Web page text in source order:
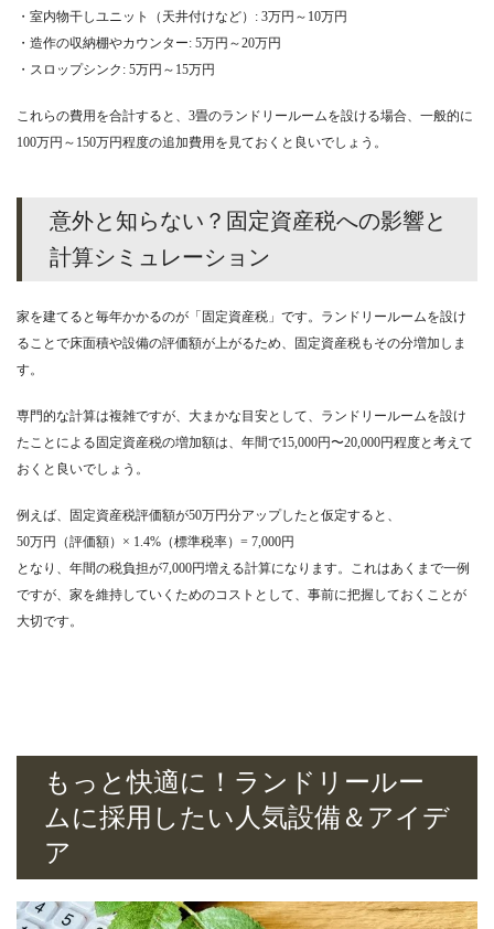
・室内物干しユニット（天井付けなど）: 3万円～10万円
・造作の収納棚やカウンター: 5万円～20万円
・スロップシンク: 5万円～15万円
これらの費用を合計すると、3畳のランドリールームを設ける場合、一般的に
100万円～150万円程度の追加費用を見ておくと良いでしょう。
意外と知らない？固定資産税への影響と
計算シミュレーション
家を建てると毎年かかるのが「固定資産税」です。ランドリールームを設け
ることで床面積や設備の評価額が上がるため、固定資産税もその分増加しま
す。
専門的な計算は複雑ですが、大まかな目安として、ランドリールームを設け
たことによる固定資産税の増加額は、年間で15,000円〜20,000円程度と考えて
おくと良いでしょう。
例えば、固定資産税評価額が50万円分アップしたと仮定すると、
50万円（評価額）× 1.4%（標準税率）= 7,000円
となり、年間の税負担が7,000円増える計算になります。これはあくまで一例
ですが、家を維持していくためのコストとして、事前に把握しておくことが
大切です。
もっと快適に！ランドリールー
ムに採用したい人気設備＆アイデ
ア